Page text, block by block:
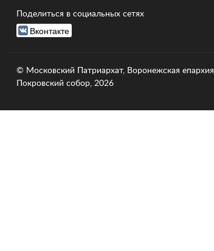
Поделиться в социальных сетях
Вконтакте
© Московский Патриархат, Воронежcкая епархия
Покровский собор, 2026